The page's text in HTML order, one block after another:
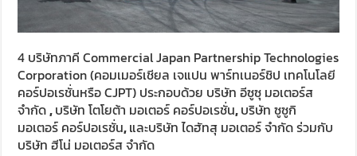
4 บริษัทภาคี Commercial Japan Partnership Technologies
Corporation (คอมเมอร์เชียล เจแปน พาร์ทเนอร์ชิป เทคโนโลยี
คอร์ปอเรชั่นหรือ CJPT) ประกอบด้วย บริษัท อีซูซุ มอเตอร์ส
จำกัด,บริษัท โตโยต้า มอเตอร์ คอร์ปอเรชั่น,บริษัท ซูซูกิ
มอเตอร์ คอร์ปอเรชั่น,และบริษัท ไดฮัทสุ มอเตอร์ จำกัด ร่วมกับ
บริษัท ฮีโน่ มอเตอร์ส จำกัด